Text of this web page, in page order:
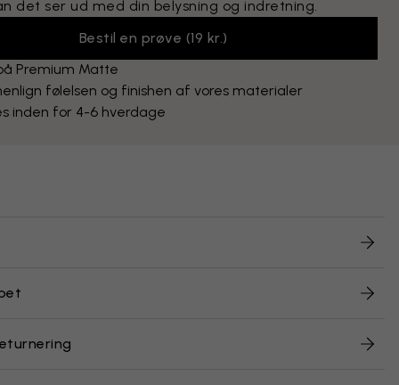
det ser ud med din belysning og indretning.
Bestil en prøve (19 kr.)
Premium Matte
følelsen og finishen af vores materialer
inden for 4-6 hverdage